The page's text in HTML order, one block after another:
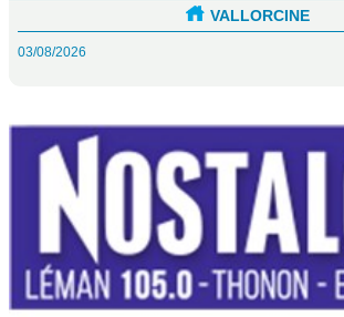
VALLORCINE
03/08/2026